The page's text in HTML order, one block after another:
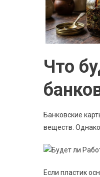
Что
Банковские
веществ. Однако
Если пластик